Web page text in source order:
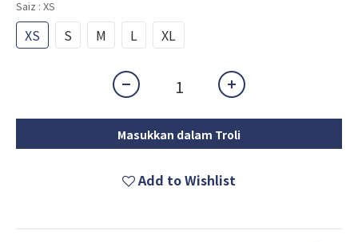
Saiz : XS
XS S M L XL
Masukkan dalam Troli
Add to Wishlist